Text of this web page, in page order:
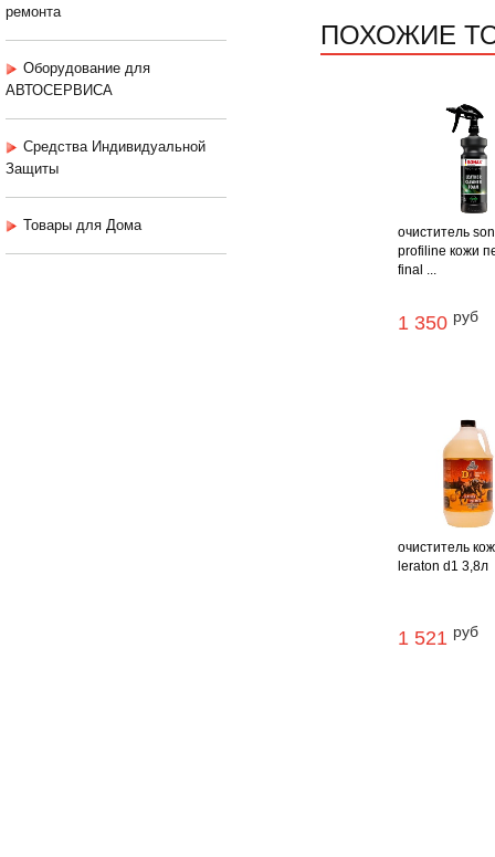
ремонта
Оборудование для
АВТОСЕРВИСА
Средства Индивидуальной
Защиты
Товары для Дома
ПОХОЖИЕ
очиститель
profiline кожи
final ...
1 350 руб
очиститель
leraton d1 3,8л
1 521 руб